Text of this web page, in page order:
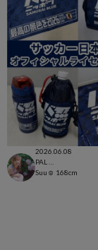
2026.06.08
Suu☺︎ 168cm